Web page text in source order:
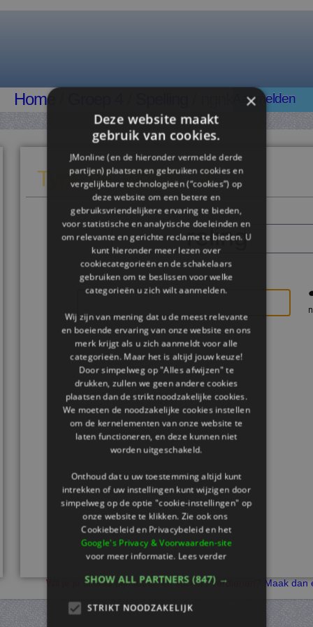
Home Aanmelden
Type het woord na
reling
Wil je je scores bijhouden en stickers verdienen? Maak dan
×
Deze website maakt
gebruik van cookies.
JMonline (en de hieronder vermelde derde
partijen) plaatsen en gebruiken cookies en
vergelijkbare technologieën (“cookies”) op
deze website om een ​​betere en
gebruiksvriendelijkere ervaring te bieden,
voor statistische en analytische doeleinden en
om relevante en gerichte reclame te bieden. U
kunt hieronder meer lezen over
cookiecategorieën en de schakelaars
gebruiken om te beslissen voor welke
categorieën u zich wilt aanmelden.
Wij zijn van mening dat u de meest relevante
en boeiende ervaring van onze website en ons
merk krijgt als u zich aanmeldt voor alle
categorieën. Maar het is altijd jouw keuze!
Door simpelweg op "Alles afwijzen" te
drukken, zullen we geen andere cookies
plaatsen dan de strikt noodzakelijke cookies.
We moeten de noodzakelijke cookies instellen
om de kernelementen van onze website te
laten functioneren, en deze kunnen niet
worden uitgeschakeld.
Onthoud dat u uw toestemming altijd kunt
intrekken of uw instellingen kunt wijzigen door
simpelweg op de optie "cookie-instellingen" op
onze website te klikken. Zie ook ons ​​
Cookiebeleid en Privacybeleid en het
Google's Privacy & Voorwaarden-site
voor meer informatie.Lees verder
SHOW ALL PARTNERS (847) →
STRIKT NOODZAKELIJK